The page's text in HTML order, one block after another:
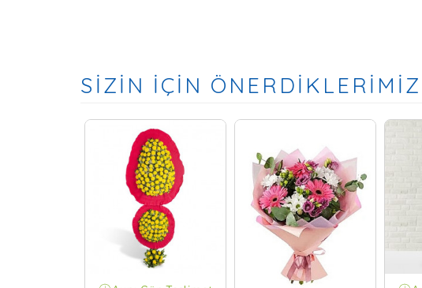
SİZİN İÇİN ÖNERDİKLERİMİZ